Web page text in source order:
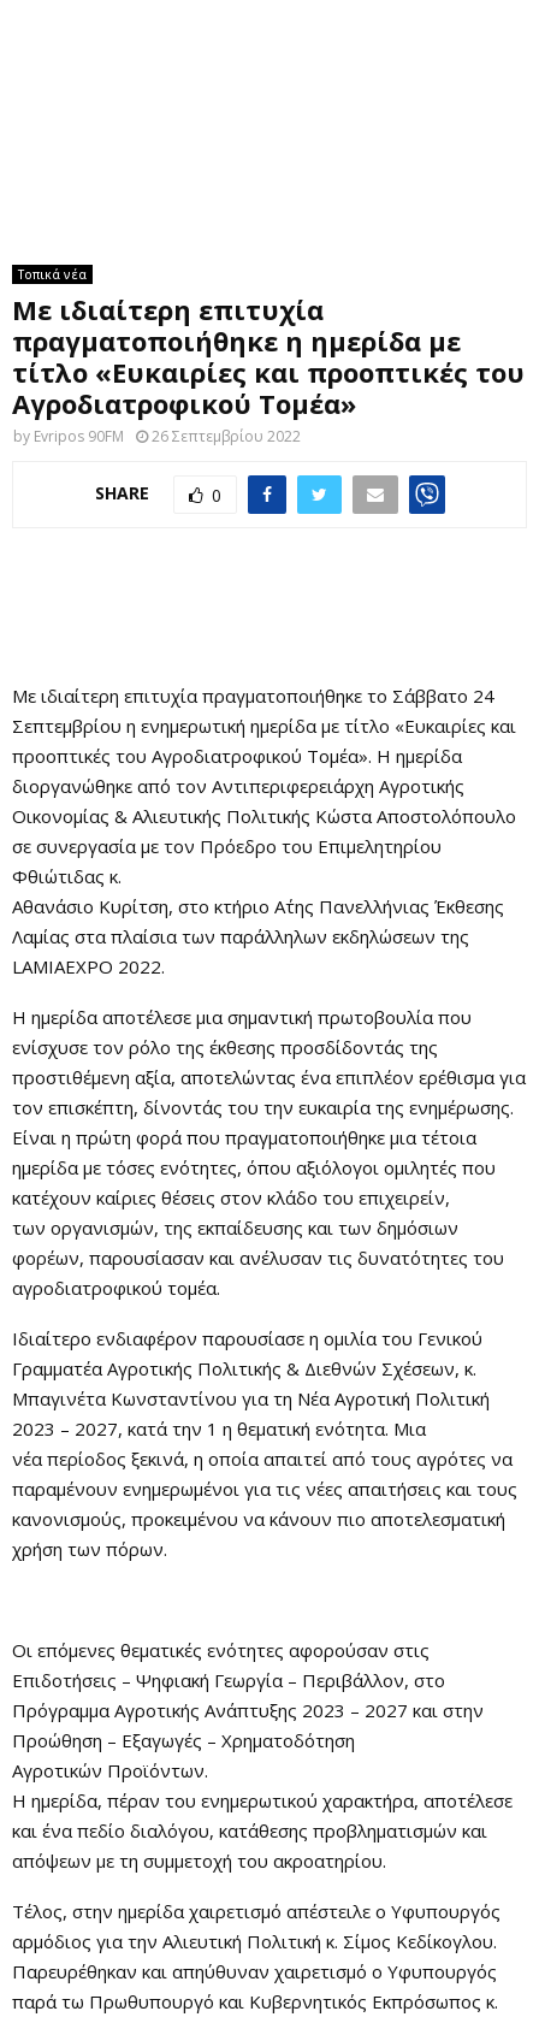
Τοπικά νέα
Με ιδιαίτερη επιτυχία
πραγματοποιήθηκε η ημερίδα με
τίτλο «Ευκαιρίες και προοπτικές του
Αγροδιατροφικού Τομέα»
by Evripos 90FM 26 Σεπτεμβρίου 2022
SHARE 0
Με ιδιαίτερη επιτυχία πραγματοποιήθηκε το Σάββατο 24
Σεπτεμβρίου η ενημερωτική ημερίδα με τίτλο «Ευκαιρίες και
προοπτικές του Αγροδιατροφικού Τομέα». Η ημερίδα
διοργανώθηκε από τον Αντιπεριφερειάρχη Αγροτικής
Οικονομίας & Αλιευτικής Πολιτικής Κώστα Αποστολόπουλο
σε συνεργασία με τον Πρόεδρο του Επιμελητηρίου
Φθιώτιδας κ.
Αθανάσιο Κυρίτση, στο κτήριο Α΄της Πανελλήνιας Έκθεσης
Λαμίας στα πλαίσια των παράλληλων εκδηλώσεων της
LAMIAEXPO 2022.
Η ημερίδα αποτέλεσε μια σημαντική πρωτοβουλία που
ενίσχυσε τον ρόλο της έκθεσης προσδίδοντάς της
προστιθέμενη αξία, αποτελώντας ένα επιπλέον ερέθισμα για
τον επισκέπτη, δίνοντάς του την ευκαιρία της ενημέρωσης.
Είναι η πρώτη φορά που πραγματοποιήθηκε μια τέτοια
ημερίδα με τόσες ενότητες, όπου αξιόλογοι ομιλητές που
κατέχουν καίριες θέσεις στον κλάδο του επιχειρείν,
των οργανισμών, της εκπαίδευσης και των δημόσιων
φορέων, παρουσίασαν και ανέλυσαν τις δυνατότητες του
αγροδιατροφικού τομέα.
Ιδιαίτερο ενδιαφέρον παρουσίασε η ομιλία του Γενικού
Γραμματέα Αγροτικής Πολιτικής & Διεθνών Σχέσεων, κ.
Μπαγινέτα Κωνσταντίνου για τη Νέα Αγροτική Πολιτική
2023 – 2027, κατά την 1 η θεματική ενότητα. Μια
νέα περίοδος ξεκινά, η οποία απαιτεί από τους αγρότες να
παραμένουν ενημερωμένοι για τις νέες απαιτήσεις και τους
κανονισμούς, προκειμένου να κάνουν πιο αποτελεσματική
χρήση των πόρων.
Οι επόμενες θεματικές ενότητες αφορούσαν στις
Επιδοτήσεις – Ψηφιακή Γεωργία – Περιβάλλον, στο
Πρόγραμμα Αγροτικής Ανάπτυξης 2023 – 2027 και στην
Προώθηση – Εξαγωγές – Χρηματοδότηση
Αγροτικών Προϊόντων.
Η ημερίδα, πέραν του ενημερωτικού χαρακτήρα, αποτέλεσε
και ένα πεδίο διαλόγου, κατάθεσης προβληματισμών και
απόψεων με τη συμμετοχή του ακροατηρίου.
Τέλος, στην ημερίδα χαιρετισμό απέστειλε ο Υφυπουργός
αρμόδιος για την Αλιευτική Πολιτική κ. Σίμος Κεδίκογλου.
Παρευρέθηκαν και απηύθυναν χαιρετισμό ο Υφυπουργός
παρά τω Πρωθυπουργό και Κυβερνητικός Εκπρόσωπος κ.